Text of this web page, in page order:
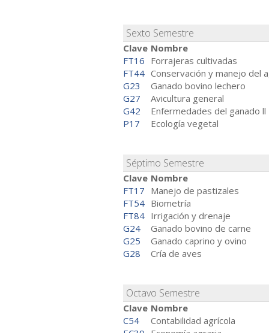
Sexto Semestre
Clave Nombre
FT16 Forrajeras cultivadas
FT44 Conservación y manejo del
G23
Ganado bovino lechero
G27
Avicultura general
G42
Enfermedades del ganado ll
P17
Ecología vegetal
Séptimo Semestre
Clave Nombre
FT17 Manejo de pastizales
FT54 Biometría
FT84 Irrigación y drenaje
G24
Ganado bovino de carne
G25
Ganado caprino y ovino
G28
Cría de aves
Octavo Semestre
Clave Nombre
C54
Contabilidad agrícola